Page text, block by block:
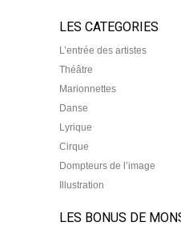
LES CATEGORIES
L’entrée des artistes
Théâtre
Marionnettes
Danse
Lyrique
Cirque
Dompteurs de l’image
Illustration
LES BONUS DE